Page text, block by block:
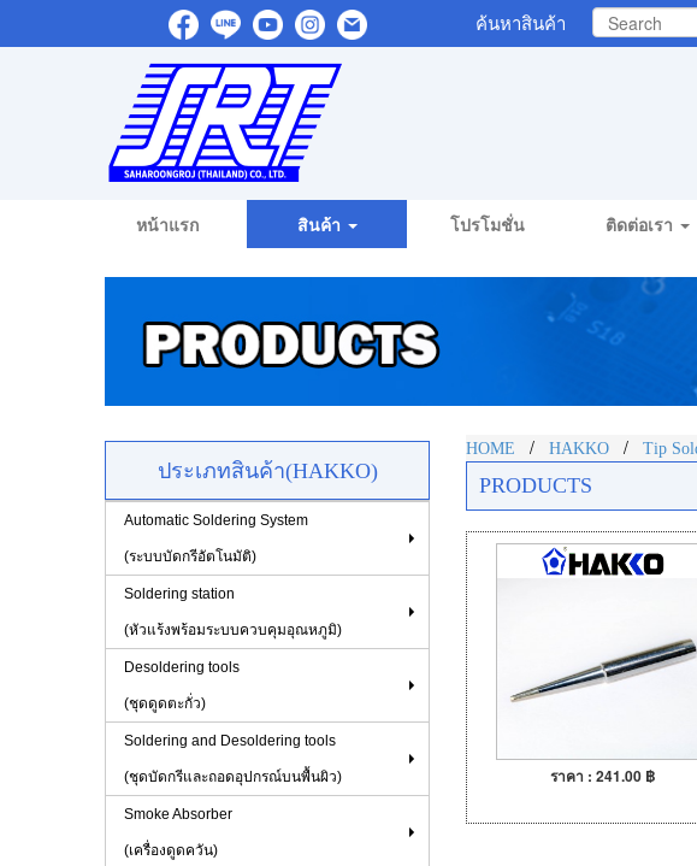
ค้นหาสินค้า
หน้าแรก สินค้า โปรโมชั่น ติดต่อเรา
ประเภทสินค้า(HAKKO)
Automatic Soldering System
(ระบบบัดกรีอัตโนมัติ)
Soldering station
(หัวแร้งพร้อมระบบควบคุมอุณหภูมิ)
Desoldering tools
(ชุดดูดตะกั่ว)
Soldering and Desoldering tools
(ชุดบัดกรีและถอดอุปกรณ์บนพื้นผิว)
Smoke Absorber
(เครื่องดูดควัน)
HOME / HAKKO / Tip
PRODUCTS
ราคา : 241.00 ฿